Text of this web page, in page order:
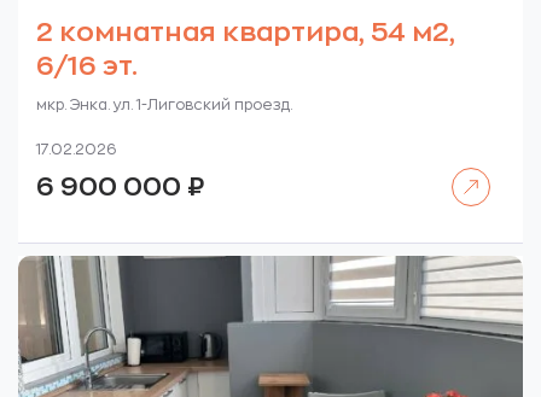
2 комнатная квартира, 54 м2,
6/16 эт.
мкр. Энка. ул. 1-Лиговский проезд.
17.02.2026
6 900 000 ₽